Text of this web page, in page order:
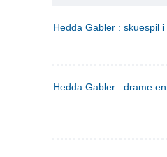
Hedda Gabler : skuespil
Hedda Gabler : drame